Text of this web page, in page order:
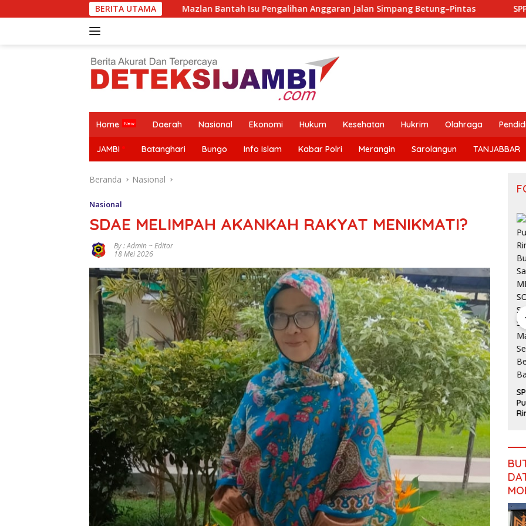
ke
BERITA UTAMA
Mazlan Bantah Isu Pengalihan Anggaran Jalan Simpang Betung–Pintas SPPG Purwodadi Rimbo
Home Daerah Nasional Ekonomi Hukum Kesehatan Hukrim Olahraga
JAMBI Batanghari Bungo Info Islam Kabar Polri Merangin Sarolangun TANJABBAR
Beranda Nasional
Nasional
SDAE MELIMPAH AKANKAH RAKYAT MENIKMATI?
By : Admin ~ Editor
18 Mei 2026
SPPG
Purwodadi
Rimbo
Bujang
Salurkan
MBG Sesuai
SOP,
Sugeng:
Seluruh
Makanan
Segar dan
Berbahan
Baku Baru
SMSI Terima
Jawaban
Kejati
Jambi Soal
Kasus Rp2,1
Miliar PUPR
Tebo
Depan
Generasi
Bangsa
Camat Tebo
Ilir Tinjau
Langsung
Pelatihan
Paskibraka,
Beri
Semangat
dan
Perlengkap
an Latihan
Gubernur
Jambi:
Jangan
Abaikan
Jalan
Simpang
Betung–
Pintas,
Warga 11
Desa Siap
Bergerak
Mazlan
Bantah Isu
Pengalihan
Anggaran
Jalan
Simpang
Betung–
Pintas
SPPG
Purwodadi
Rimbo
Bujang
Salurkan
MBG Sesuai
SOP,
Sugeng:
Seluruh
Makanan
Segar dan
Berbahan
Baku Baru